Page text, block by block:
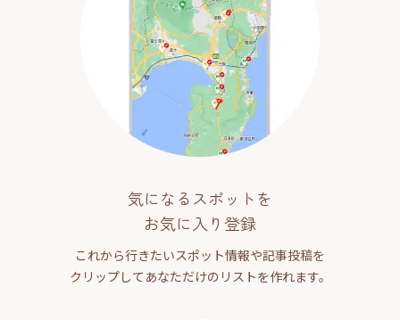
気になるスポットを
お気に入り登録
これから行きたいスポット情報や記事投稿を
クリップしてあなただけのリストを作れます。